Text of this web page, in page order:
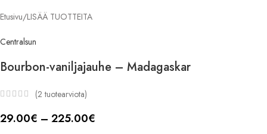
Etusivu/LISÄÄ TUOTTEITA
Centralsun
Bourbon-vaniljajauhe – Madagaskar
(2 tuotearviota)
29.00€ – 225.00€